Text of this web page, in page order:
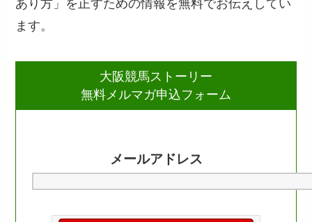
あり方」を正すための情報を無料でお伝えしてい
ます。
大阪競馬ストーリー
無料メルマガ申込フォーム
メールアドレス